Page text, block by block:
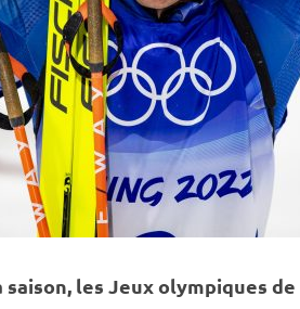
saison, les Jeux olympiques de